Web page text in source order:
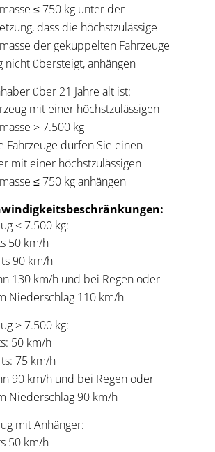
≤ 750 kg unter der
dass die höchstzulässige
der gekuppelten Fahrzeuge
nicht übersteigt, anhängen
über 21 Jahre alt ist:
mit einer höchstzulässigen
> 7.500 kg
Fahrzeuge dürfen Sie einen
mit einer höchstzulässigen
≤ 750 kg anhängen
< 7.500 kg:
50 km/h
90 km/h
130 km/h und bei Regen oder
Niederschlag 110 km/h
> 7.500 kg:
50 km/h
75 km/h
90 km/h und bei Regen oder
Niederschlag 90 km/h
mit Anhänger:
50 km/h